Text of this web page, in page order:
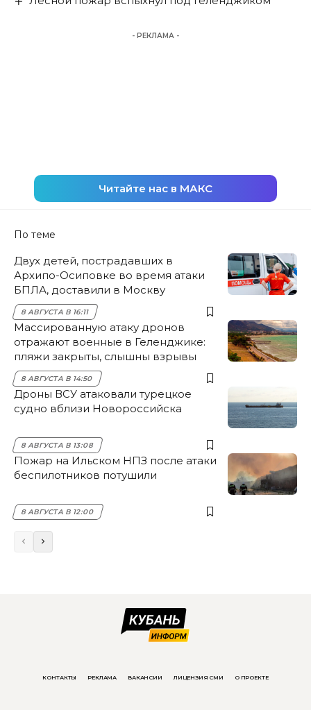
- РЕКЛАМА -
Читайте нас в МАКС
По теме
Двух детей, пострадавших в
Архипо-Осиповке во время атаки
БПЛА, доставили в Москву
8 АВГУСТА В 16:11
Массированную атаку дронов
отражают военные в Геленджике:
пляжи закрыты, слышны взрывы
8 АВГУСТА В 14:50
Дроны ВСУ атаковали турецкое
судно вблизи Новороссийска
8 АВГУСТА В 13:08
Пожар на Ильском НПЗ после атаки
беспилотников потушили
8 АВГУСТА В 12:00
КОНТАКТЫ РЕКЛАМА ВАКАНСИИ ЛИЦЕНЗИЯ СМИ О ПРОЕКТЕ